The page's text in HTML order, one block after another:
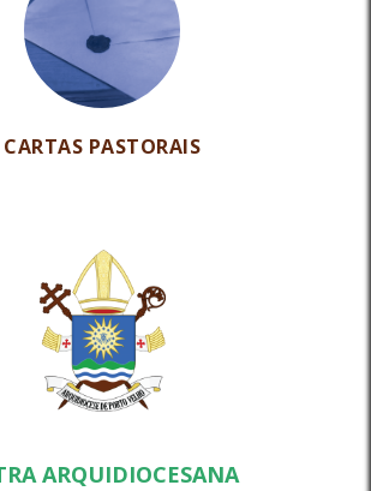
CARTAS PASTORAIS
ARQUIDIOCESANA